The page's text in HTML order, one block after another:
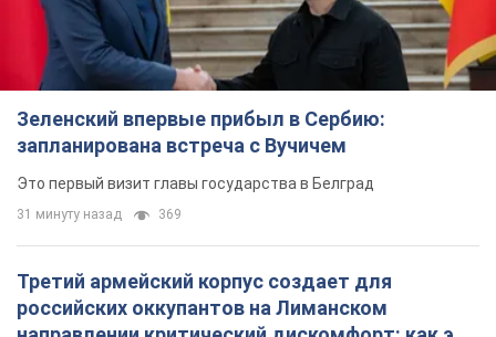
направлении критический дискомфорт: как это
удалось
Сейчас это перерастает в кризис для всей группировки
3 часа назад 40,1 т.
В оккупированной Ялте прогремели мощные
взрывы: поднимается черный дым. Фото и
видео
Город, вероятно, подвергся атаке дронов
6 часов назад 7,5 т.